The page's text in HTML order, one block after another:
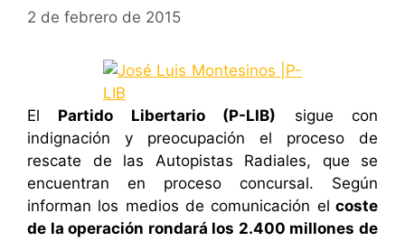
2 de febrero de 2015
El Partido Libertario (P-LIB) sigue con
indignación y preocupación el proceso de
rescate de las Autopistas Radiales, que se
encuentran en proceso concursal. Según
informan los medios de comunicación el coste
de la operación rondará los 2.400 millones de